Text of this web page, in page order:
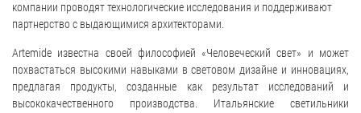
компании проводят технологические исследования и поддерживают
партнерство с выдающимися архитекторами.
Artemide известна своей философией «Человеческий свет» и может
похвастаться высокими навыками в световом дизайне и инновациях,
предлагая продукты, созданные как результат исследований и
высококачественного производства. Итальянские светильники